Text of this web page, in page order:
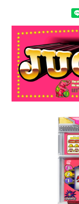
ホール様向
パチスロ検定情
ボルフォー
GOGO! Wi-
キタックク
北電子製品販